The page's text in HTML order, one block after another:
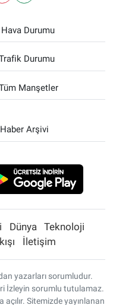
Hava Durumu
Durumu
Manşetler
Haber Arşivi
Dünya
Teknoloji
İletişim
yazarları sorumludur.
İzleyin sorumlu tutulamaz.
Sitemizde yayınlanan